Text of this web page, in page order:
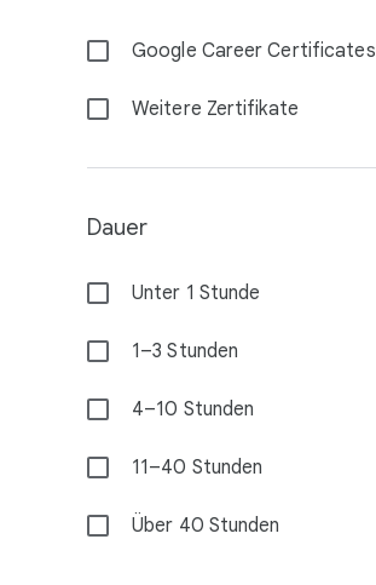
Google Career Certificates
Weitere Zertifikate
Dauer
Unter 1 Stunde
1–3 Stunden
4–10 Stunden
11–40 Stunden
Über 40 Stunden